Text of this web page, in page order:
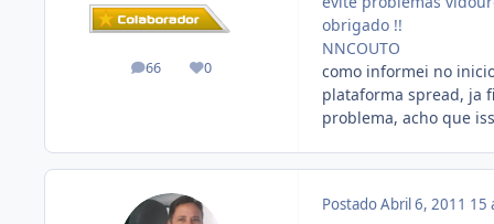
66
posts 0
Reputação
obrigado !!
NNCOUTO
como informei no
plataforma spread, ja
problema, acho que
PostadoAbril 6, 2011 15